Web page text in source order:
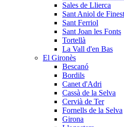
Sales de Llierca
Sant Aniol de
Sant Ferriol
Sant Joan les Fonts
Tortellà
La Vall d'en Bas
El Gironès
Bescanó
Bordils
Canet d'Adri
Cassà de la Selva
Cervià de Ter
Fornells de la Selva
Girona